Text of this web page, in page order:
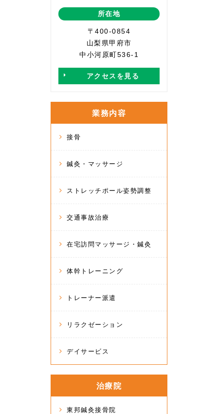
所在地
〒400-0854
山梨県甲府市
中小河原町536-1
アクセスを見る
業務内容
接骨
鍼灸・マッサージ
ストレッチポール姿勢調整
交通事故治療
在宅訪問マッサージ・鍼灸
体幹トレーニング
トレーナー派遣
リラクゼーション
デイサービス
治療院
東邦鍼灸接骨院